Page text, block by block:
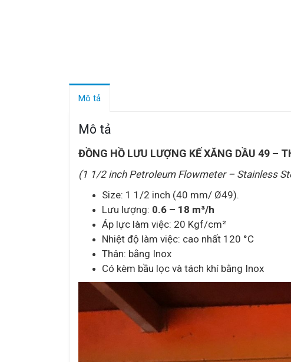
Mô tả
Mô tả
ĐỒNG HỒ LƯU LƯỢNG KẾ XĂNG DẦU 49 –
(1 1/2 inch Petroleum Flowmeter – Stainless
Size: 1 1/2 inch (40 mm/ Ø49).
Lưu lượng: 0.6 – 18 m³/h
Áp lực làm việc: 20 Kgf/cm²
Nhiệt độ làm việc: cao nhất 120 °C
Thân: bằng Inox
Có kèm bầu lọc và tách khí bằng Inox